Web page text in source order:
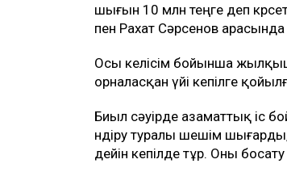
Ulysmedia коллажы
100 жылқыға қатысты
ақтөбелік жылқышы Рахат
баспананың кілті